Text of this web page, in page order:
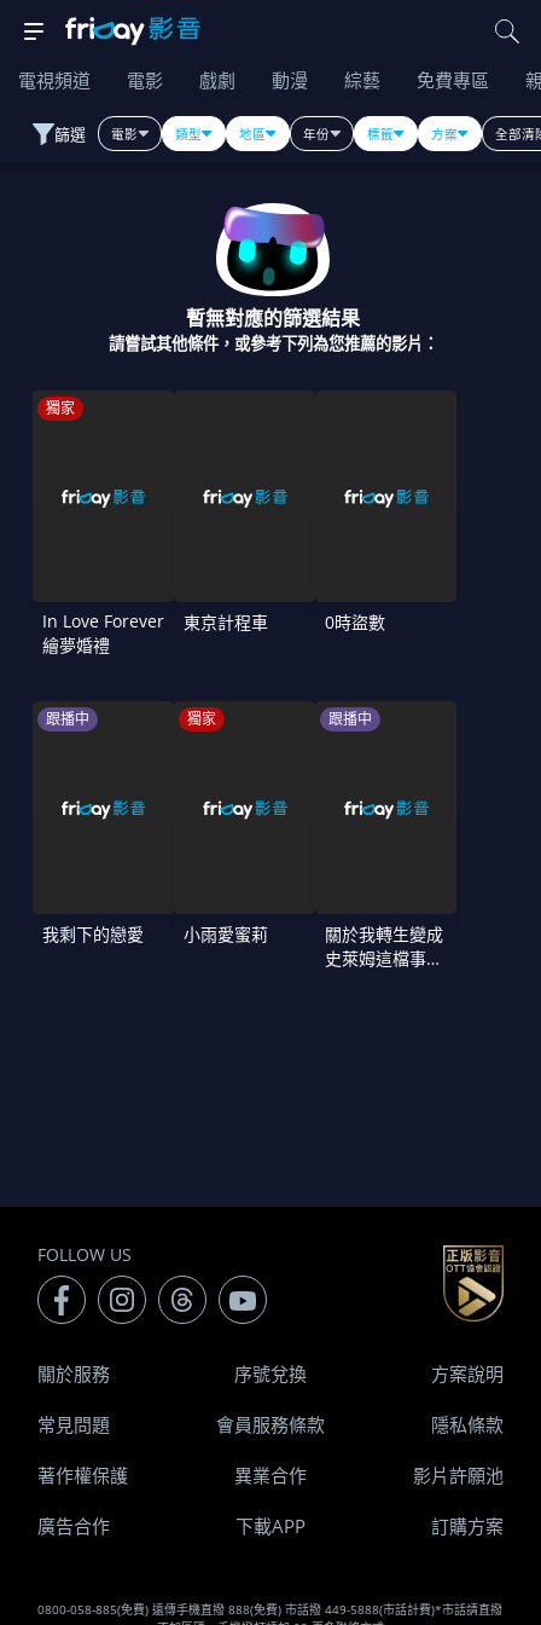
電視頻道 電影 戲劇 動漫 綜藝 免費專區
篩選 電影 類型 地區 年份 標籤 方案 全部清
暫無對應的篩選結果
請嘗試其他條件，或參考下列為您推薦的影片：
獨家
In Love Forever
繪夢婚禮
東京計程車 0時盜數
跟播中
我剩下的戀愛
獨家
小雨愛蜜莉
跟播中
關於我轉生變成
史萊姆這檔事
FOLLOW US
0800-058-885(免費) 遠傳手機直撥 888(免費) 市話撥 449-5888(市話計費)*市話請直撥
關於服務 序號兌換 方案說明
常見問題 會員服務條款 隱私條款
著作權保護 異業合作 影片許願池
廣告合作 下載APP 訂購方案